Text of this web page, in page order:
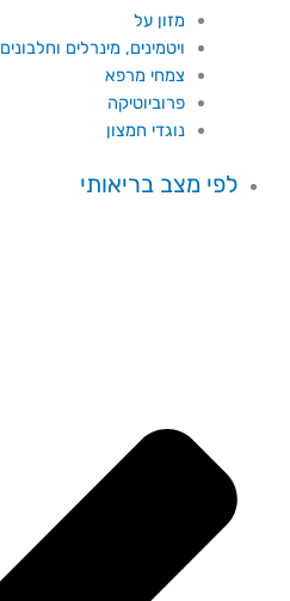
מזון על
ויטמינים, מינרלים וחלבונים
צמחי מרפא
פרוביוטיקה
נוגדי חמצון
לפי מצב בריאותי